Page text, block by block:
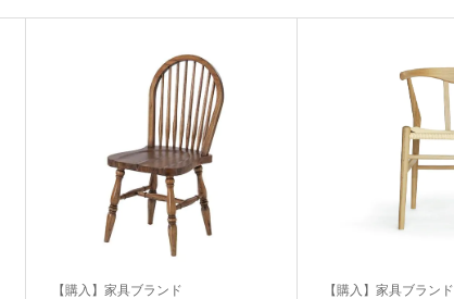
【購入】家具ブランド 【購入】家具ブランド